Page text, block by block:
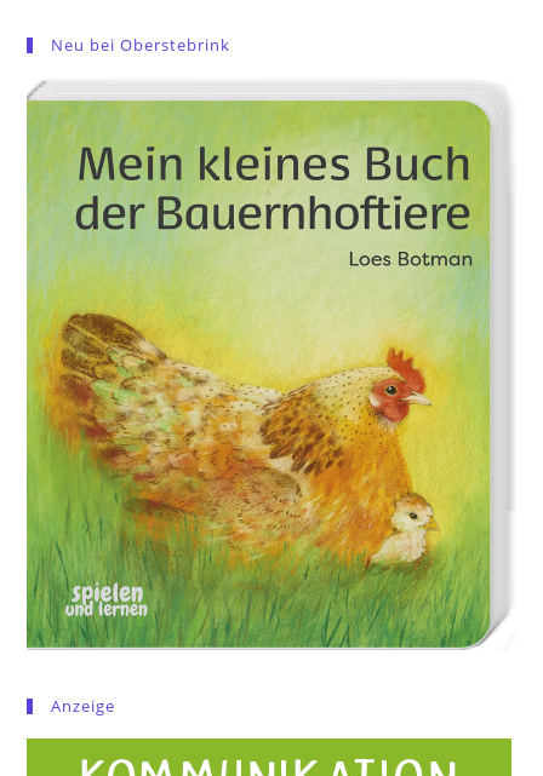
Neu bei Oberstebrink
Anzeige